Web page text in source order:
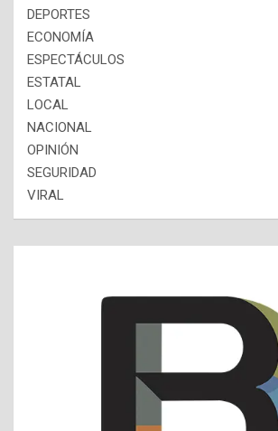
DEPORTES
ECONOMÍA
ESPECTÁCULOS
ESTATAL
LOCAL
NACIONAL
OPINIÓN
SEGURIDAD
VIRAL